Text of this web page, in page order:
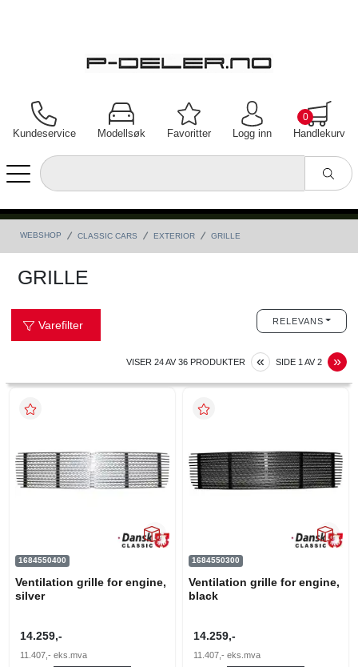
Kundeservice Modellsøk Favoritter Logg inn Handlekurv
0
WEBSHOP CLASSIC CARS EXTERIOR GRILLE
GRILLE
Varefilter RELEVANS
VISER 24AV 36 PRODUKTER «PREVIOUS
SIDE 1 AV 2 »
1684550400
Ventilation grille for engine,
silver
14.259,-
11.407,- eks.mva
1684550300
Ventilation grille for engine,
black
14.259,-
11.407,- eks.mva